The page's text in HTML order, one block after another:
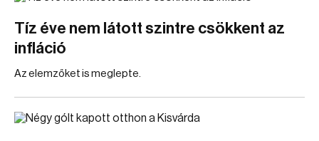
Tíz éve nem látott szintre csökkent az
infláció
Az elemzőket is meglepte.